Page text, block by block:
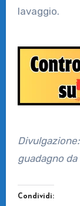
lavaggio.
guadagno
Condividi: